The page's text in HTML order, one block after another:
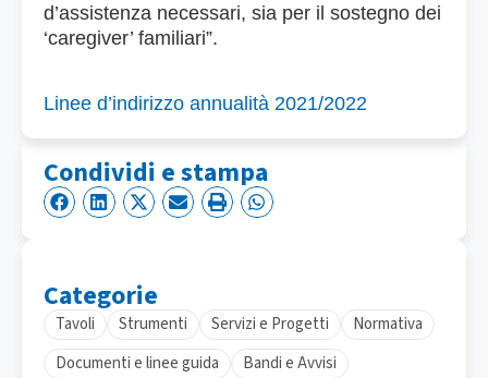
Condividi e stampa
Categorie
Tavoli Strumenti Servizi e Progetti
Normativa
Documenti e linee guida
Bandi e Avvisi
d’assistenza necessari, sia per il sostegno dei
‘caregiver’ familiari”.
Linee d’indirizzo annualità 2021/2022